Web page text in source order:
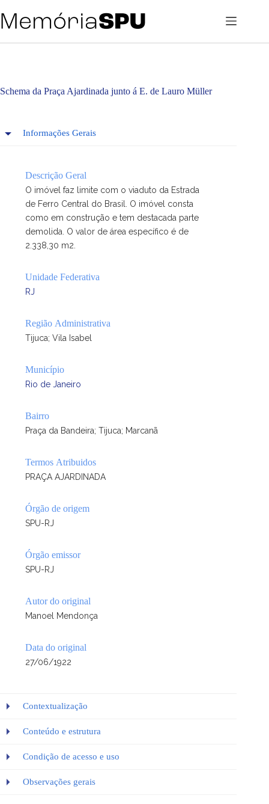
para
o
Schema da Praça Ajardinada junto á E. de Lauro Müller
Informações Gerais
Descrição Geral
O imóvel faz limite com o viaduto da Estrada
de Ferro Central do Brasil. O imóvel consta
como em construção e tem destacada parte
demolida. O valor de área específico é de
2.338,30 m2.
Unidade Federativa
RJ
Região Administrativa
Tijuca; Vila Isabel
Município
Rio de Janeiro
Bairro
Praça da Bandeira; Tijuca; Marcanã
Termos Atribuidos
PRAÇA AJARDINADA
Órgão de origem
SPU-RJ
Órgão emissor
SPU-RJ
Autor do original
Manoel Mendonça
Data do original
27/06/1922
Contextualização
Conteúdo e estrutura
Condição de acesso e uso
Observações gerais